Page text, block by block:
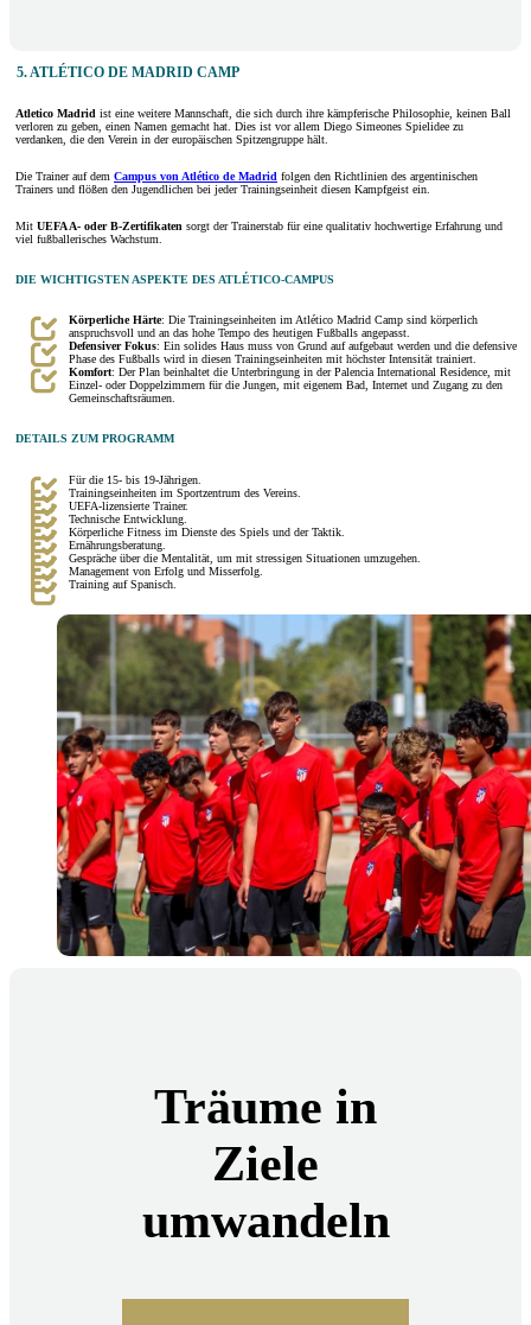
5. ATLÉTICO DE MADRID CAMP
Atletico Madrid ist eine weitere Mannschaft, die sich durch ihre kämpferische Philosophie, keinen Ball
verloren zu geben, einen Namen gemacht hat. Dies ist vor allem Diego Simeones Spielidee zu
verdanken, die den Verein in der europäischen Spitzengruppe hält.
Die Trainer auf dem Campus von Atlético de Madrid folgen den Richtlinien des argentinischen
Trainers und flößen den Jugendlichen bei jeder Trainingseinheit diesen Kampfgeist ein.
Mit UEFA A- oder B-Zertifikaten sorgt der Trainerstab für eine qualitativ hochwertige Erfahrung und
viel fußballerisches Wachstum.
DIE WICHTIGSTEN ASPEKTE DES ATLÉTICO-CAMPUS
Körperliche Härte: Die Trainingseinheiten im Atlético Madrid Camp sind körperlich
anspruchsvoll und an das hohe Tempo des heutigen Fußballs angepasst.
Defensiver Fokus: Ein solides Haus muss von Grund auf aufgebaut werden und die defensive
Phase des Fußballs wird in diesen Trainingseinheiten mit höchster Intensität trainiert.
Komfort: Der Plan beinhaltet die Unterbringung in der Palencia International Residence, mit
Einzel- oder Doppelzimmern für die Jungen, mit eigenem Bad, Internet und Zugang zu den
Gemeinschaftsräumen.
DETAILS ZUM PROGRAMM
Für die 15- bis 19-Jährigen.
Trainingseinheiten im Sportzentrum des Vereins.
UEFA-lizensierte Trainer.
Technische Entwicklung.
Körperliche Fitness im Dienste des Spiels und der Taktik.
Ernährungsberatung.
Gespräche über die Mentalität, um mit stressigen Situationen umzugehen.
Management von Erfolg und Misserfolg.
Training auf Spanisch.
Träume in
Ziele
umwandeln